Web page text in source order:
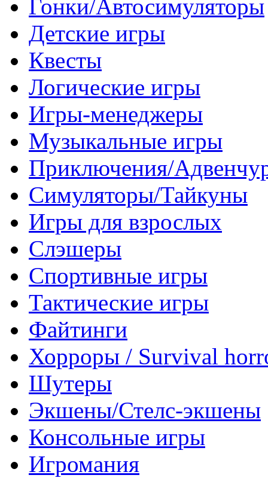
Гонки/Автосимуляторы
Детские игры
Квесты
Логические игры
Игры-менеджеры
Музыкальные игры
Приключения/
Симуляторы/Тайкуны
Игры для взрослых
Слэшеры
Спортивные игры
Тактические игры
Файтинги
Хорроры / Survival
Шутеры
Экшены/Стелс-экшены
Консольные игры
Игромания